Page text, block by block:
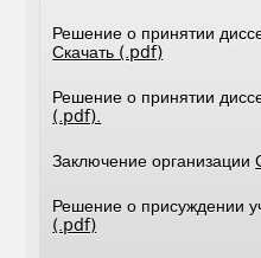
Решение о принятии
Скачать (.pdf)
Решение о принятии
(.pdf).
Заключение организации
Решение о присуждении
(.pdf)